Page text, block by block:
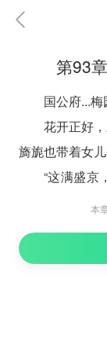
第93
国公府...梅
花开正好
旖旎也带着女儿
“这满盛京
看看，这都新
以上官云平时
本